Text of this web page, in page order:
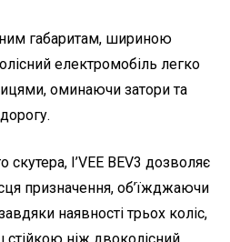
габаритам, шириною
електромобіль легко
оминаючи затори та
скутера, I’VEE BEV3 дозволяє
призначення, об’їжджаючи
наявності трьох коліс,